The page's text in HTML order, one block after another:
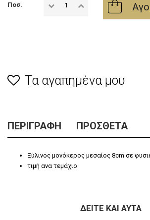
Ποσ.
Τα αγαπημένα μου
ΠΕΡΙΓΡΑΦΉ ΠΡΌΣΘΕΤΑ
Ξύλινος μονόκερος μεσαίος 8cm σε
τιμή ανα τεμάχιο
ΔΕΊΤΕ ΚΑΙ ΑΥΤΆ